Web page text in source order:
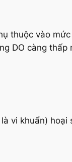
thuộc vào
DO càng thấp
vi khuẩn) hoại